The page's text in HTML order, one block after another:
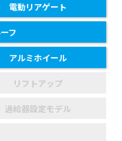
電動リアゲート
フ
アルミホイール
リフトアップ
過給器設定モデル